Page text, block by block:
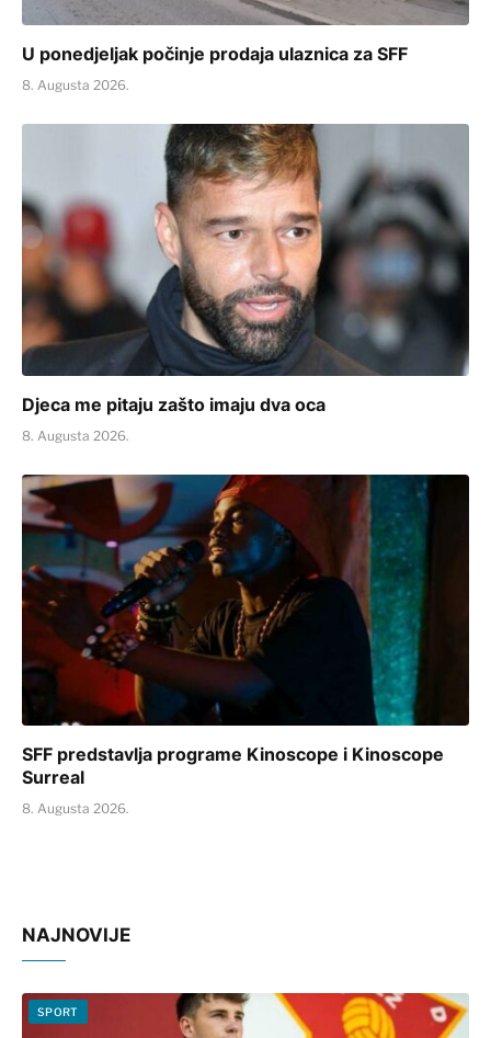
U ponedjeljak počinje prodaja ulaznica za SFF
8. Augusta 2026.
Djeca me pitaju zašto imaju dva oca
8. Augusta 2026.
SFF predstavlja programe Kinoscope i Kinoscope
Surreal
8. Augusta 2026.
NAJNOVIJE
SPORT